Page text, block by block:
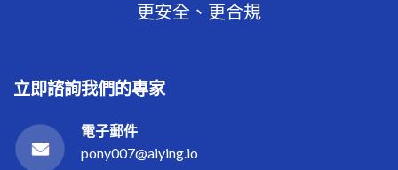
更安全、更合規
立即諮詢我們的專家
電子郵件
pony007@aiying.io